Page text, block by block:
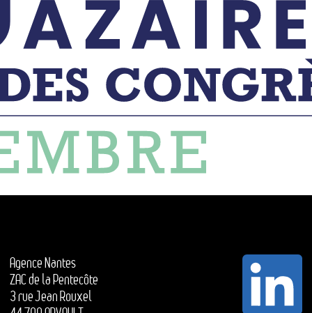
Agence Nantes
ZAC de la Pentecôte
3 rue Jean Rouxel